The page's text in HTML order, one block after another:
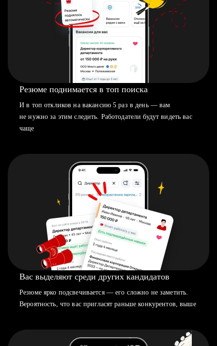
Резюме поднимается в топ поиска
И в топ откликов на вакансию 5 раз в день — вам
не нужно за этим следить. Работодатели будут видеть вас
чаще
Вас выделяют среди других кандидатов
Резюме ярко подсвечивается — его сложно не заметить.
Вероятность, что вас пригласят раньше конкурентов, выше